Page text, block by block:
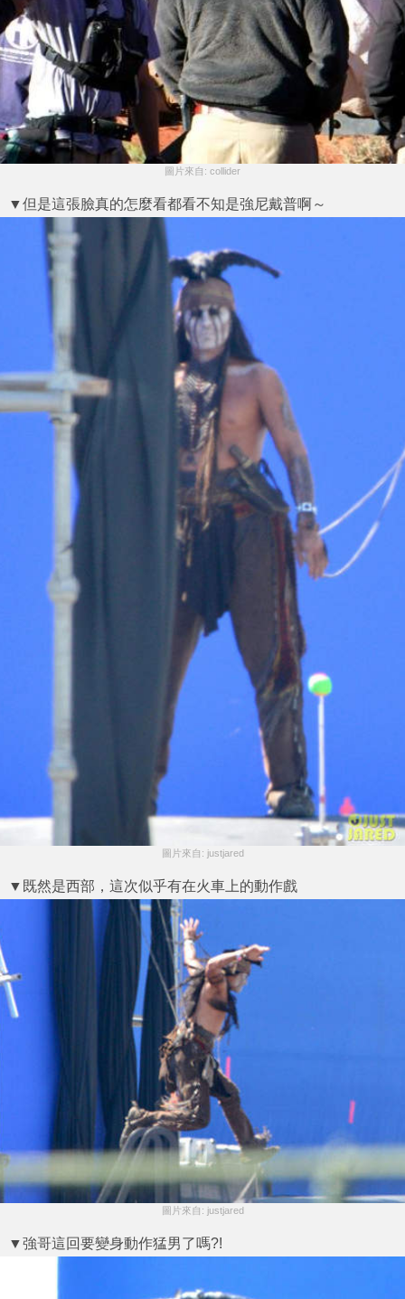
圖片來自: collider
▼但是這張臉真的怎麼看都看不知是強尼戴普啊～
圖片來自: justjared
▼既然是西部，這次似乎有在火車上的動作戲
圖片來自: justjared
▼強哥這回要變身動作猛男了嗎?!